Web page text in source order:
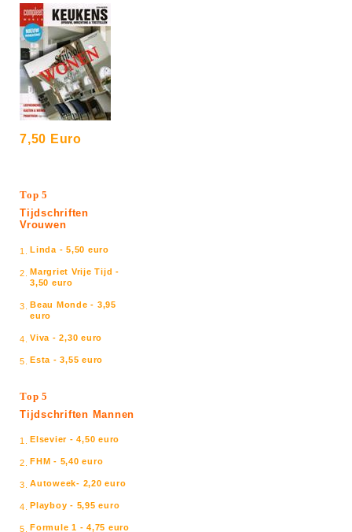
7,50 Euro
Top 5
Tijdschriften
Vrouwen
1. Linda - 5,50 euro
2. Margriet Vrije Tijd -
3,50 euro
3. Beau Monde - 3,95
euro
4. Viva - 2,30 euro
5. Esta - 3,55 euro
Top 5
Tijdschriften Mannen
1. Elsevier - 4,50 euro
2. FHM - 5,40 euro
3. Autoweek- 2,20 euro
4. Playboy - 5,95 euro
5. Formule 1 - 4,75 euro